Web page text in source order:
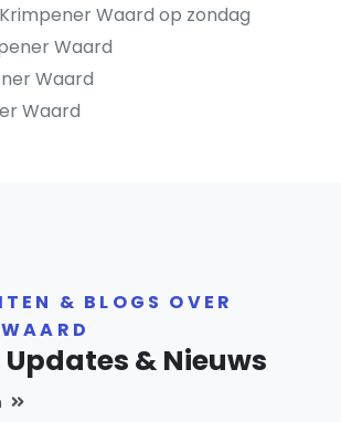
Waard op zondag
Waard
Waard
Waard
& BLOGS OVER
& Nieuws